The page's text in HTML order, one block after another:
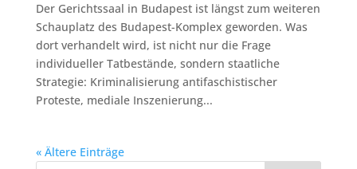
Der Gerichtssaal in Budapest ist längst zum weiteren
Schauplatz des Budapest-Komplex geworden. Was
dort verhandelt wird, ist nicht nur die Frage
individueller Tatbestände, sondern staatliche
Strategie: Kriminalisierung antifaschistischer
Proteste, mediale Inszenierung...
« Ältere Einträge